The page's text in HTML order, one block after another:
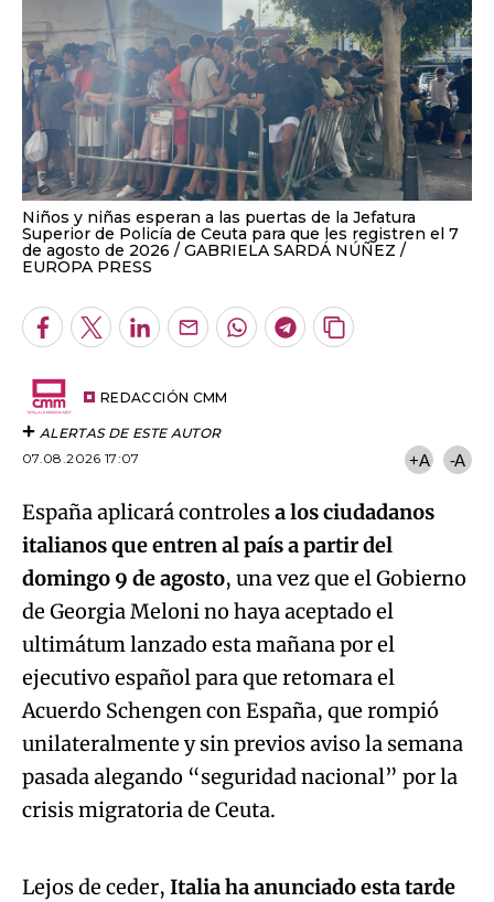
Niños y niñas esperan a las puertas de la Jefatura
Superior de Policía de Ceuta para que les registren el 7
de agosto de 2026
GABRIELA SARDÁ NÚÑEZ /
EUROPA PRESS
Facebook
TwitterLinkedInEnviarWhatsapp
Telegram
Copiar
REDACCIÓN CMM
ALERTAS DE ESTE AUTOR
07.08.2026 17:07
+A -A
España aplicará controlesa los ciudadanos
italianos que entren al país a partir del
domingo 9 de agosto, una vez que el Gobierno
de Georgia Meloni no haya aceptado el
ultimátum lanzado esta mañana por el
ejecutivo español para que retomara el
Acuerdo Schengen con España, que rompió
unilateralmente y sin previos aviso la semana
pasada alegando “seguridad nacional” por la
crisis migratoria de Ceuta.
Algo salió mal.
An error occurred, please try again later.
Lejos de ceder, Italia ha anunciado esta tarde